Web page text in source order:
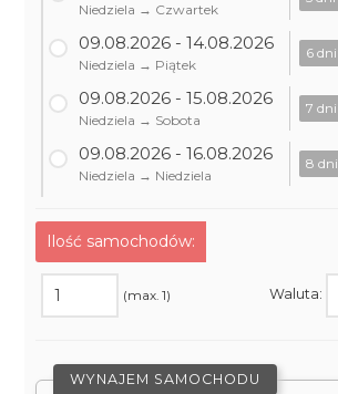
Niedziela → Czwartek
09.08.2026 - 14.08.2026
Niedziela → Piątek
6 dni
09.08.2026 - 15.08.2026
Niedziela → Sobota
7 dni
09.08.2026 - 16.08.2026
Niedziela → Niedziela
8 dni
Ilość samochodów:
(max. 1) Waluta:
WYNAJEM SAMOCHODU